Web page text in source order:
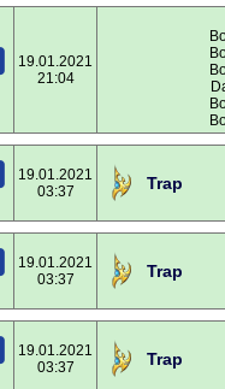
19.01.2021
21:04
19.01.2021
03:37
Trap
19.01.2021
03:37
Trap
19.01.2021
03:37
Trap